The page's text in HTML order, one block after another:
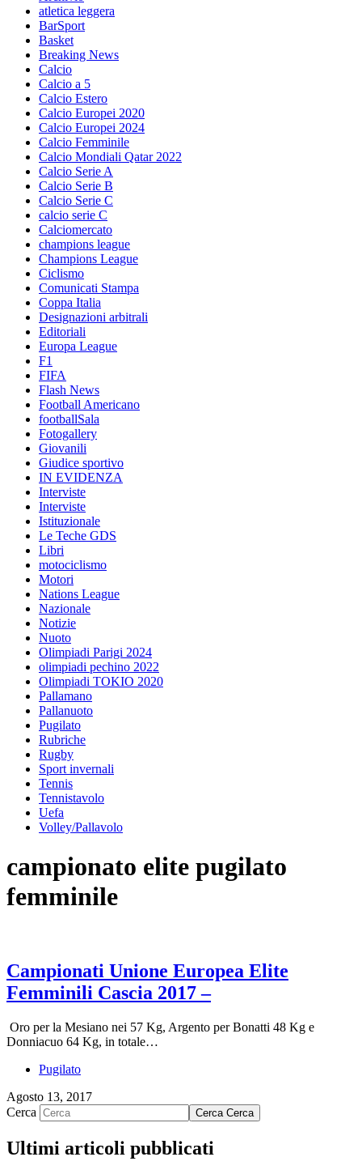
atletica leggera
BarSport
Basket
Breaking News
Calcio
Calcio a 5
Calcio Estero
Calcio Europei 2020
Calcio Europei 2024
Calcio Femminile
Calcio Mondiali Qatar 2022
Calcio Serie A
Calcio Serie B
Calcio Serie C
calcio serie C
Calciomercato
champions league
Champions League
Ciclismo
Comunicati Stampa
Coppa Italia
Designazioni arbitrali
Editoriali
Europa League
F1
FIFA
Flash News
Football Americano
footballSala
Fotogallery
Giovanili
Giudice sportivo
IN EVIDENZA
Interviste
Interviste
Istituzionale
Le Teche GDS
Libri
motociclismo
Motori
Nations League
Nazionale
Notizie
Nuoto
Olimpiadi Parigi 2024
olimpiadi pechino 2022
Olimpiadi TOKIO 2020
Pallamano
Pallanuoto
Pugilato
Rubriche
Rugby
Sport invernali
Tennis
Tennistavolo
Uefa
Volley/Pallavolo
campionato elite pugilato
femminile
Campionati Unione Europea Elite
Femminili Cascia 2017 –
Oro per la Mesiano nei 57 Kg, Argento per Bonatti 48 Kg e
Donniacuo 64 Kg, in totale…
Pugilato
Agosto 13, 2017
Cerca
Cerca Cerca
Ultimi articoli pubblicati